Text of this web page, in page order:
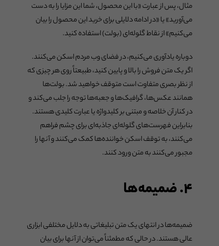
مثال، پس از عبارت «با این محصول، شما این مزایا را به دست
می‌آورید» یا «در ادامه دلایلی برای خرید این محصول را بیان
می‌کنیم» از نقاط گلوله‌ای (بولت) استفاده کنید.
دوباره یادآوری می‌کنیم، در فضای وب مردم اسکن می‌کنند.
اگر یک متن فروش را بالا و پایین کنید، طبیعتاً روی هر چیزی که
از نظر بصری متفاوت است متوقف خواهید شد. بولت‌ها
همانند عکس‌ها، گرافیک‌ها و جعبه‌ها توجه را جلب می‌کند و
در کنار آن خلاصه و مبتنی بر کلیدواژه یا عبارت کلیدی هستند.
بنابراین فهرست‌های گلوله‌ای جاذبه‌ای برای چشم فراهم
می‌کنند، به توقف اسکن خواننده‌ها کمک می‌کنند و آنها را
مجبور می‌کنند به متن ورود کنند.
۴. ضمیمه‌ها
ضمیمه‌ها در انتهای یک متن تبلیغاتی به دلایل مختلفی ابزاری
عالی هستند. در حالی که مطمئناً می‌توان از آنها برای بیان